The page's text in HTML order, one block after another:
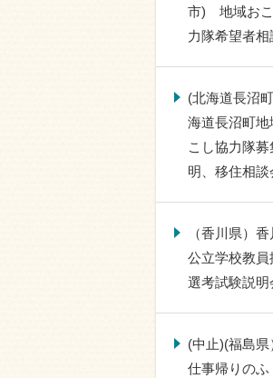
市) 地域お
力隊希望者相
(北海道長沼
海道長沼町地
こし協力隊募
明、移住相談
（香川県）
公立学校教員
選考試験説明
(中止)(福島県
仕事帰りのふ
(令和9年3月17日
仕事帰りのふくし